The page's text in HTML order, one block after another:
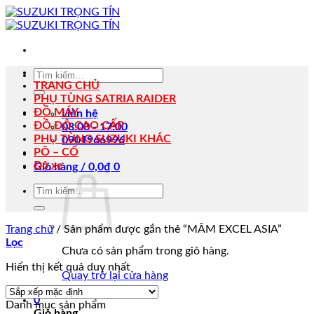
Bỏ
qua
dung
Tìm
kiếm:
Liên hệ
08:00 - 17:00
0901966996
Giỏ hàng / 0,0₫ 0
Chưa có sản phẩm trong giỏ hàng.
Quay trở lại cửa hàng
0
TRANG CHỦ
PHỤ TÙNG SATRIA RAIDER
ĐỒ MÁY
ĐỒ ĐỘ CAO CẤP
PHỤ TÙNG SUZUKI KHÁC
PÔ – CỔ
Độ xe
Tìm
Trang chủ /Sản phẩm được gắn thẻ “MÂM EXCEL ASIA”
Lọc
Hiển thị kết quả duy nhất
Danh mục sản phẩm